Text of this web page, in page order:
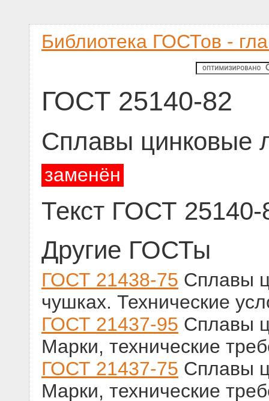
Библиотека ГОСТов -
ГОСТ 25140-82
Сплавы цинковые
заменён
Текст ГОСТ 25140-
Другие ГОСТы
ГОСТ 21438-75 Сплавы
чушках. Технические
ГОСТ 21437-95 Сплавы
Марки, технические
ГОСТ 21437-75 Сплавы
Марки, технические